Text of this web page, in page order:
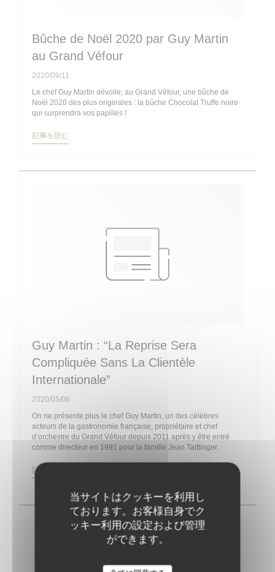
当サイトはクッキーを利用し
ております。お客様自身でク
ッキー利用の設定および管理
ができます。
Bûche de Noël 2020 par Guy Martin
au Grand Véfour
2020/09/11
Le chef Guy Martin dévoile, au Grand Véfour, une bûche de
Noël 2020 des plus originales : la bûche Chocolat Truffe noire
qui surprendra vos papilles !
記事を読む((新しいウィンドウで開きます))
Guy Martin : “La Reprise Sera
Compliquée Sans La Clientèle
Internationale”
2020/05/06
On ne présente plus le chef Guy Martin, un des célèbres
acteurs de la gastronomie française, propriétaire et chef
d’orchestre du Grand Véfour depuis 2011 après y être entré
comme directeur en 1991 pour la famille Jean Taittinger.
記事を読む